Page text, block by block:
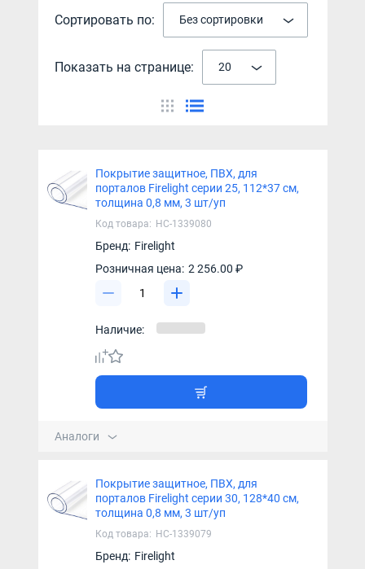
Сортировать по: Без сортировки
Показать на странице: 20
Покрытие защитное, ПВХ, для
порталов Firelight серии 25, 112*37 см,
толщина 0,8 мм, 3 шт/уп
Код товара: НС-1339080
Бренд: Firelight
Розничная цена: 2 256.00 ₽
Наличие:
Аналоги
Покрытие защитное, ПВХ, для
порталов Firelight серии 30, 128*40 см,
толщина 0,8 мм, 3 шт/уп
Код товара: НС-1339079
Бренд: Firelight